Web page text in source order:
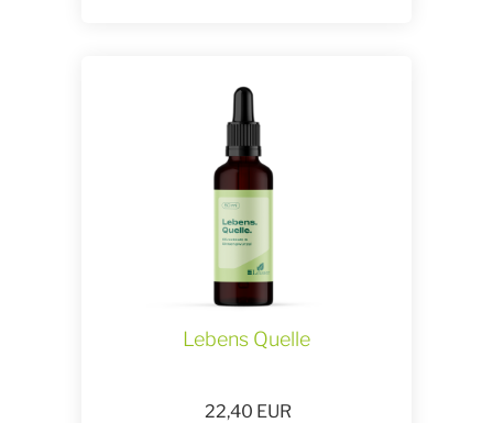
Lebens Quelle
22,40 EUR